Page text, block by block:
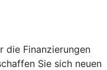
die Finanzierungen
Sie sich neuen